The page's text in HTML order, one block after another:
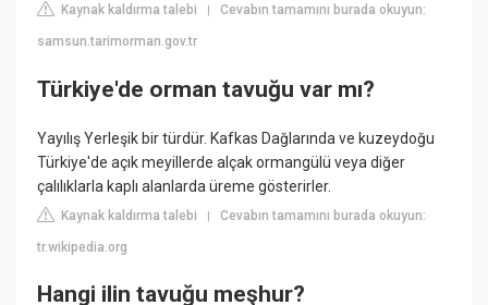
Kaynak kaldırma talebi |Cevabın tamamını burada okuyun:
samsun.tarimorman.gov.tr
Türkiye'de orman tavuğu var mı?
Yayılış Yerleşik bir türdür. Kafkas Dağlarında ve kuzeydoğu
Türkiye'de açık meyillerde alçak ormangülü veya diğer
çalılıklarla kaplı alanlarda üreme gösterirler.
Kaynak kaldırma talebi |Cevabın tamamını burada okuyun:
tr.wikipedia.org
Hangi ilin tavuğu meşhur?